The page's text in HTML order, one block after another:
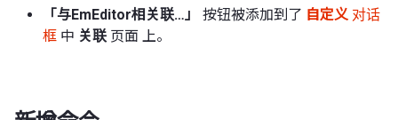
「与EmEditor相关联…」
按钮被添加到了 自定义 对话
框 中 关联 页面 上。